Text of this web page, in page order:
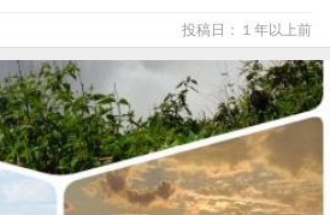
投稿日：１年以上前